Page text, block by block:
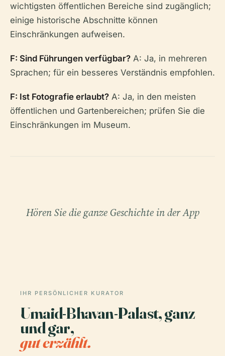
wichtigsten öffentlichen Bereiche sind zugänglich;
einige historische Abschnitte können
Einschränkungen aufweisen.
F: Sind Führungen verfügbar? A: Ja, in mehreren
Sprachen; für ein besseres Verständnis empfohlen.
F: Ist Fotografie erlaubt? A: Ja, in den meisten
öffentlichen und Gartenbereichen; prüfen Sie die
Einschränkungen im Museum.
Hören Sie die ganze Geschichte in der App
IHR PERSÖNLICHER KURATOR
Umaid-Bhavan-Palast, ganz
und gar,
gut erzählt.